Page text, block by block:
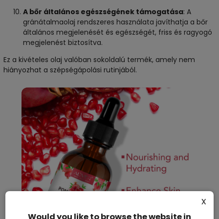
A bőr általános egészségének támogatása: A
gránátalmaolaj rendszeres használata javíthatja a bőr
általános megjelenését és egészségét, friss és ragyogó
megjelenést biztosítva.
Ez a kivételes olaj valóban sokoldalú termék, amely nem
hiányozhat a szépségápolási rutinjából.
Would you like to browse the website in
x